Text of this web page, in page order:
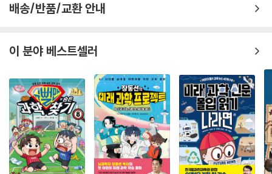
배송/반품/교환 안내
이 분야 베스트셀러